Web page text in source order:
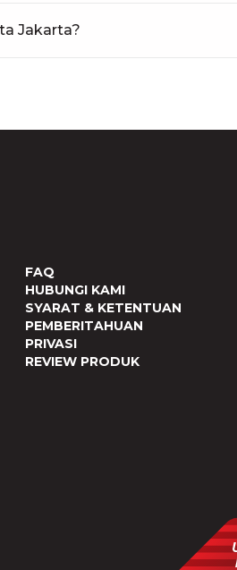
Jakarta?
FAQ
HUBUNGI KAMI
SYARAT & KETENTUAN
PEMBERITAHUAN
PRIVASI
REVIEW PRODUK